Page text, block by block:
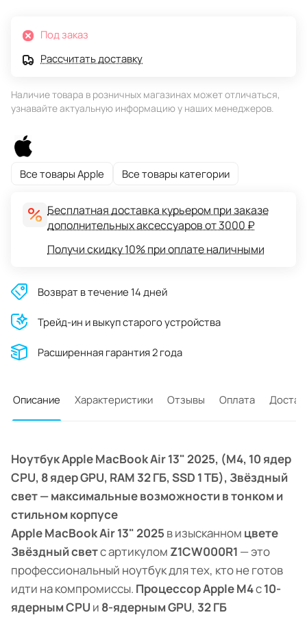
Под заказ
Рассчитать доставку
Наличие товара в розничных магазинах может отличаться,
узнавайте актуальную информацию у наших менеджеров.
Все товары Apple Все товары категории
Бесплатная доставка курьером при заказе
дополнительных аксессуаров от 3000 ₽
Получи скидку 10% при оплате наличными
Возврат в течение 14 дней
Трейд-ин и выкуп старого устройства
Расширенная гарантия 2 года
Описание Характеристики Отзывы Оплата
Ноутбук Apple MacBook Air 13" 2025, (M4, 10 ядер
CPU, 8 ядер GPU, RAM 32 ГБ, SSD 1 ТБ), Звёздный
свет — максимальные возможности в тонком и
стильном корпусе
Apple MacBook Air 13" 2025 в изысканном цвете
Звёздный светс артикулом Z1CW000R1 — это
профессиональный ноутбук для тех, кто не готов
идти на компромиссы. Процессор Apple M4с10-
ядерным CPU и 8-ядерным GPU, 32 ГБ